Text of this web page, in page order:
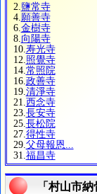
2. 鹽常寺
4. 願善寺
6. 金樹寺
8. 向陽寺
10. 寿光寺
12. 照覺寺
14. 常照院
16. 政善寺
19. 清淨寺
21. 西念寺
23. 長安寺
25. 長松院
27. 得性寺
29. 父母報恩...
31. 福昌寺
「村山市